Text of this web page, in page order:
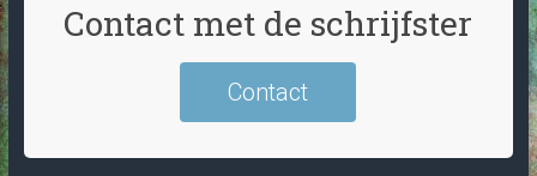
Contact met de schrijfster
Contact